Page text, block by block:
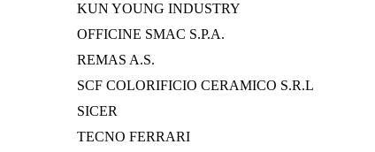
KUN YOUNG INDUSTRY
OFFICINE SMAC S.P.A.
REMAS A.S.
SCF COLORIFICIO CERAMICO S.R.L
SICER
TECNO FERRARI